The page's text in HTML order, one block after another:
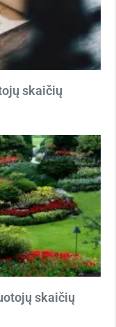
skaičių
skaičių